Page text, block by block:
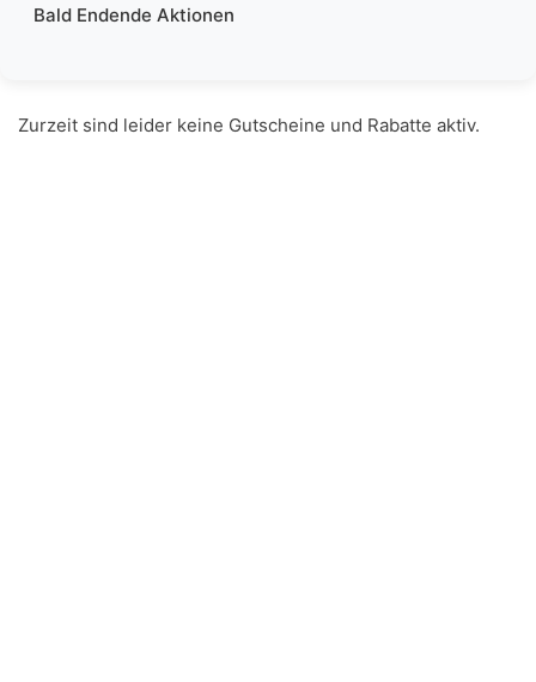
Bald Endende Aktionen
Zurzeit sind leider keine Gutscheine und Rabatte aktiv.